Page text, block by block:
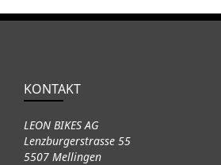
KONTAKT
LEON BIKES AG
Lenzburgerstrasse 55
5507 Mellingen